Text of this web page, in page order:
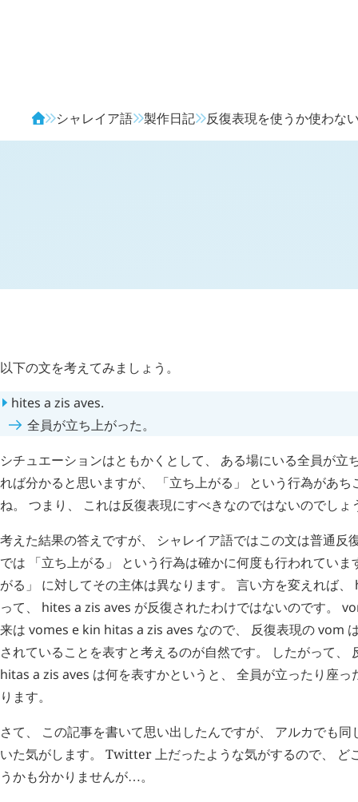
シャレイア語 製作日記 反復表現を使うか使わな
以下の文を考えてみましょう。
hites a zis aves.
全員が立ち上がった。
シチュエーションはともかくとして、 ある場にいる全員が立
れば分かると思いますが、 「立ち上がる」 という行為があ
ね。 つまり、 これは反復表現にすべきなのではないのでしょ
考えた結果の答えですが、 シャレイア語ではこの文は普通反
では 「立ち上がる」 という行為は確かに何度も行われてい
がる」 に対してその主体は異なります。 言い方を変えれば、
って、 hites a zis aves が反復されたわけではないのです。
来は vomes e kin hitas a zis aves なので、 反復表現のvom
されていることを表すと考えるのが自然です。 したがって、
hitas a zis aves は何を表すかというと、 全員が立ったり座
ります。
さて、 この記事を書いて思い出したんですが、 アルカでも
いた気がします。 Twitter 上だったような気がするので、 ど
うかも分かりませんが…。